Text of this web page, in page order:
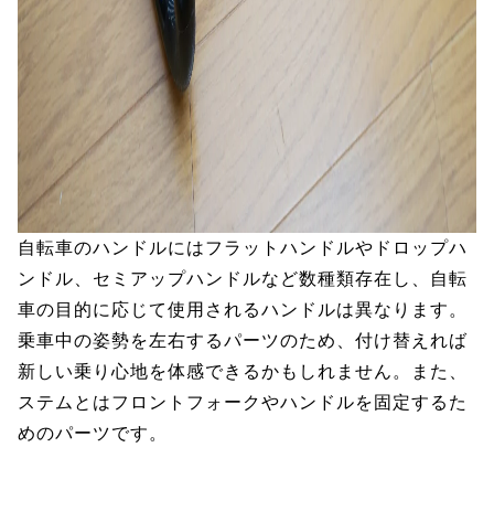
自転車のハンドルにはフラットハンドルやドロップハ
ンドル、セミアップハンドルなど数種類存在し、自転
車の目的に応じて使用されるハンドルは異なります。
乗車中の姿勢を左右するパーツのため、付け替えれば
新しい乗り心地を体感できるかもしれません。また、
ステムとはフロントフォークやハンドルを固定するた
めのパーツです。